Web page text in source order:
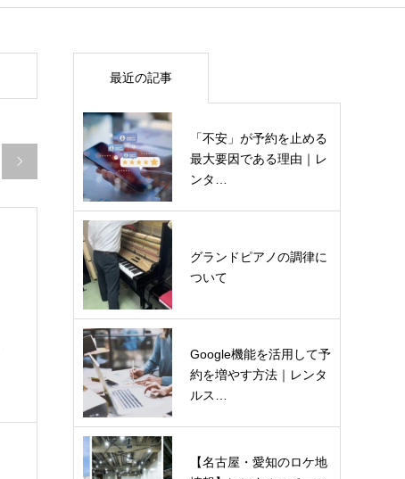

最近の記事
「不安」が予約を止める
最大要因である理由｜レ
ンタ…
グランドピアノの調律に
ついて
Google機能を活用して予
約を増やす方法｜レンタ
ルス…
【名古屋・愛知のロケ地